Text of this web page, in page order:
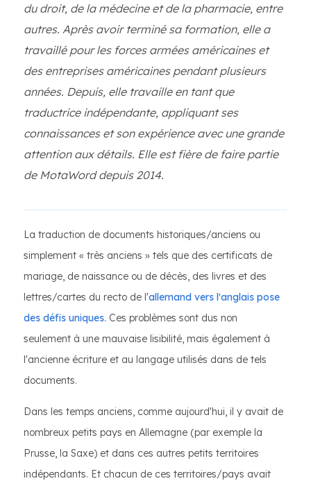
du droit, de la médecine et de la pharmacie, entre
autres. Après avoir terminé sa formation, elle a
travaillé pour les forces armées américaines et
des entreprises américaines pendant plusieurs
années. Depuis, elle travaille en tant que
traductrice indépendante, appliquant ses
connaissances et son expérience avec une grande
attention aux détails. Elle est fière de faire partie
de MotaWord depuis 2014.
La traduction de documents historiques/anciens ou
simplement « très anciens » tels que des certificats de
mariage, de naissance ou de décès, des livres et des
lettres/cartes du recto de l'allemand vers l'anglais pose
des défis uniques. Ces problèmes sont dus non
seulement à une mauvaise lisibilité, mais également à
l'ancienne écriture et au langage utilisés dans de tels
documents.
Dans les temps anciens, comme aujourd'hui, il y avait de
nombreux petits pays en Allemagne (par exemple la
Prusse, la Saxe) et dans ces autres petits territoires
indépendants. Et chacun de ces territoires/pays avait